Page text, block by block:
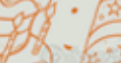
Além de festas
estrutura permite
realização de